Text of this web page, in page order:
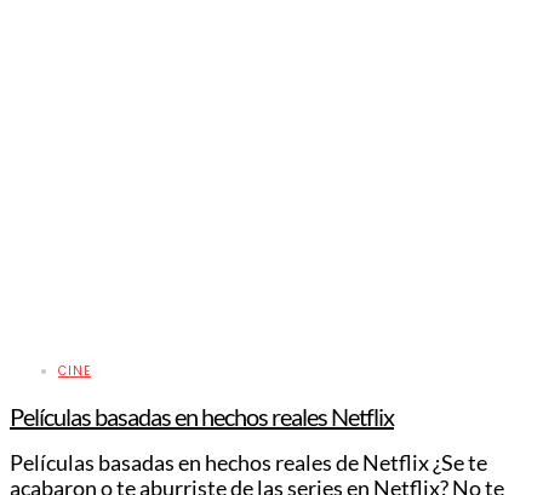
CINE
Películas basadas en hechos reales Netflix
Películas basadas en hechos reales de Netflix ¿Se te
acabaron o te aburriste de las series en Netflix? No te